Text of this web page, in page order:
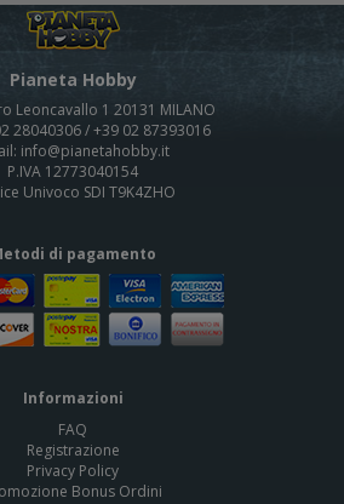
Pianeta Hobby
Leoncavallo 1 20131 MILANO
28040306 / +39 02 87393016
info@pianetahobby.it
P.IVA 12773040154
Univoco SDI T9K4ZHO
di pagamento
Informazioni
FAQ
Registrazione
Privacy Policy
Bonus Ordini